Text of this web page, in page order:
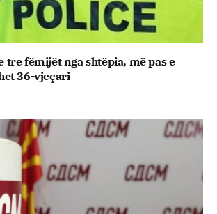
tre fëmijët nga shtëpia, më pas e
36-vjeçari